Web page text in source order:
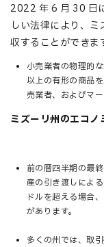
2022 年 6 月 30 日
しい法律により、
収することができま
小売業者の物理的
以上の有形の商品
売業者、およびマ
ミズーリ州のエコ
前の暦四半期の最
産の引き渡しによ
ドルを超える場合
があります。
多くの州では、取